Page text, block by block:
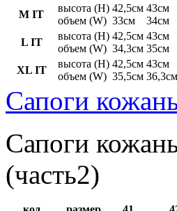
M IT
высота (H)
объем (W)
42,5см
33см
43см
34см
L IT
высота (H)
объем (W)
42,5см
34,3см
43см
35см
XL IT
высота (H)
объем (W)
42,5см
35,5см
43см
36,3см
Сапоги
Сапоги
(часть2)